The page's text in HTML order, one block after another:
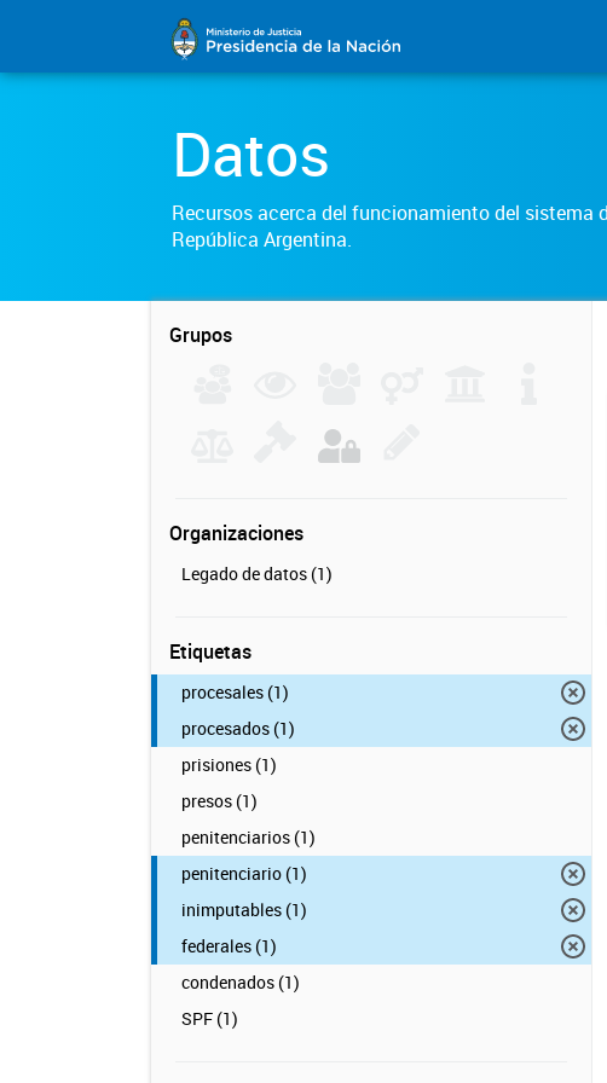
Datos
Recursos acerca del funcionamiento del sistema
República Argentina.
Grupos
Organizaciones
Legado de datos (1)
Etiquetas
procesales (1)
procesados (1)
prisiones (1)
presos (1)
penitenciarios (1)
penitenciario (1)
inimputables (1)
federales (1)
condenados (1)
SPF (1)